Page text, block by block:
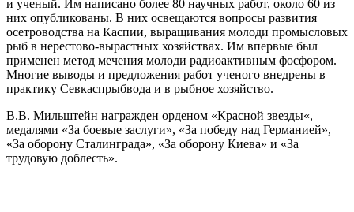
и ученый. Им написано более 80 научных работ, около 60 из
них опубликованы. В них освещаются вопросы развития
осетроводства на Каспии, выращивания молоди промысловых
рыб в нерестово-вырастных хозяйствах. Им впервые был
применен метод мечения молоди радиоактивным фосфором.
Многие выводы и предложения работ ученого внедрены в
практику Севкаспрыбвода и в рыбное хозяйство.
В.В. Мильштейн награжден орденом «Красной звезды«,
медалями «За боевые заслуги», «За победу над Германией»,
«За оборону Сталинграда», «За оборону Киева» и «За
трудовую доблесть».